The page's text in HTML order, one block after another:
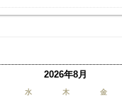
2026年8月
水 木 金